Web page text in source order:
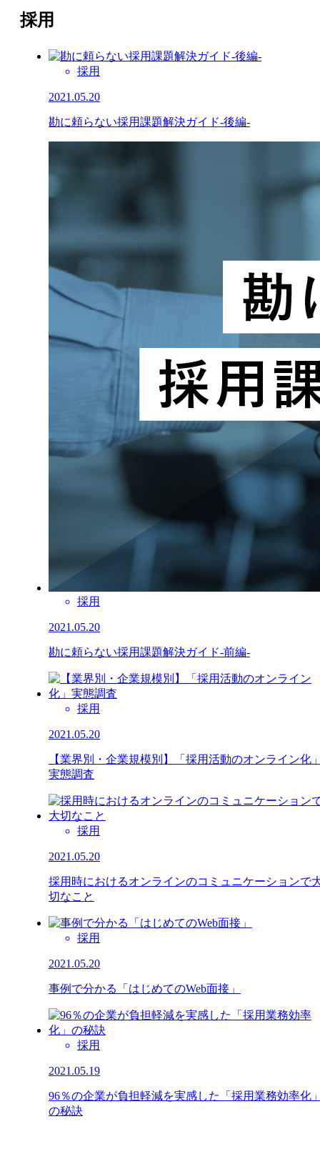
採用
採用
2021.05.20
勘に頼らない採用課題解決ガイド-後編-
採用
2021.05.20
勘に頼らない採用課題解決ガイド-前編-
採用
2021.05.20
【業界別・企業規模別】「採用活動のオンライン化
実態調査
採用
2021.05.20
採用時におけるオンラインのコミュニケーションで
切なこと
採用
2021.05.20
事例で分かる「はじめてのWeb面接」
採用
2021.05.19
96％の企業が負担軽減を実感した「採用業務効率化
の秘訣